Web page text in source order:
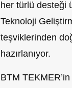
her türlü desteği
Teknoloji
teşviklerinden
hazırlanıyor.
BTM TEKMER’in